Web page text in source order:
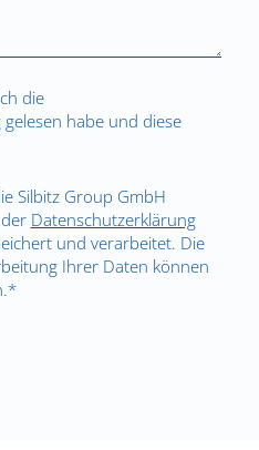
die
gelesen habe und diese
Silbitz Group GmbH
Datenschutzerklärung
und verarbeitet. Die
Ihrer Daten können